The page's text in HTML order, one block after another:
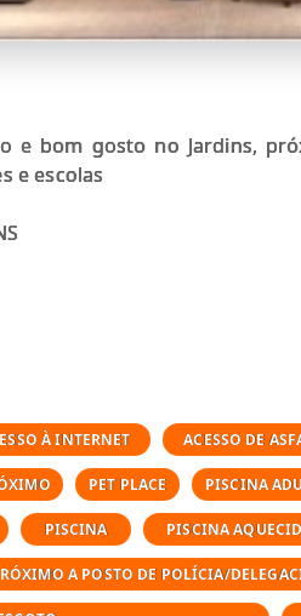
e bom gosto no Jardins,
e escolas
À INTERNET ACESSO DE
PET PLACE PISCINA
PISCINA PISCINA
A POSTO DE POLÍCIA/